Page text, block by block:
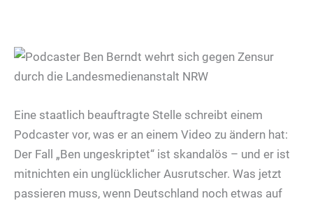
Eine staatlich beauftragte Stelle schreibt einem
Podcaster vor, was er an einem Video zu ändern hat:
Der Fall „Ben ungeskriptet“ ist skandalös – und er ist
mitnichten ein unglücklicher Ausrutscher. Was jetzt
passieren muss, wenn Deutschland noch etwas auf